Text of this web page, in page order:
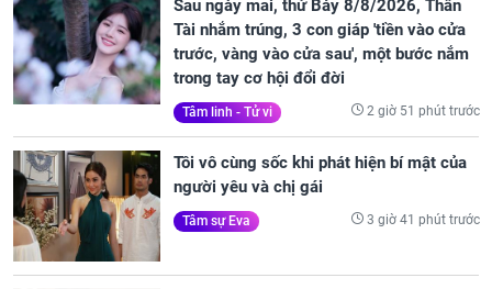
Sau ngày mai, thứ Bảy 8/8/2026, Thần
Tài nhắm trúng, 3 con giáp 'tiền vào cửa
trước, vàng vào cửa sau', một bước nắm
trong tay cơ hội đổi đời
Tâm linh - Tử vi 2 giờ 51 phút trước
Tôi vô cùng sốc khi phát hiện bí mật của
người yêu và chị gái
Tâm sự Eva 3 giờ 41 phút trước